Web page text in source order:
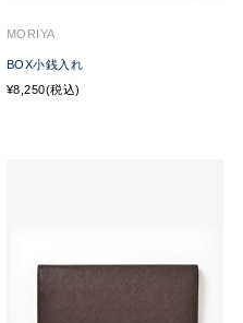
MORIYA
BOX小銭入れ
¥8,250(税込)